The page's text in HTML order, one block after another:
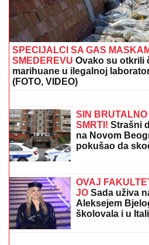
"DRAGANE, USKLADI
KONDICIJOM I MUNICIJOM"
bivšeg i njegovu verenicu, a
JEDINO VAŽNO: "U tome je
"SVAKO ĆE
POGREŠI"Otac
oglasio nakon
otkrio kakvi su
ŠTA VIDETI U
put putujete u
znamenitosti